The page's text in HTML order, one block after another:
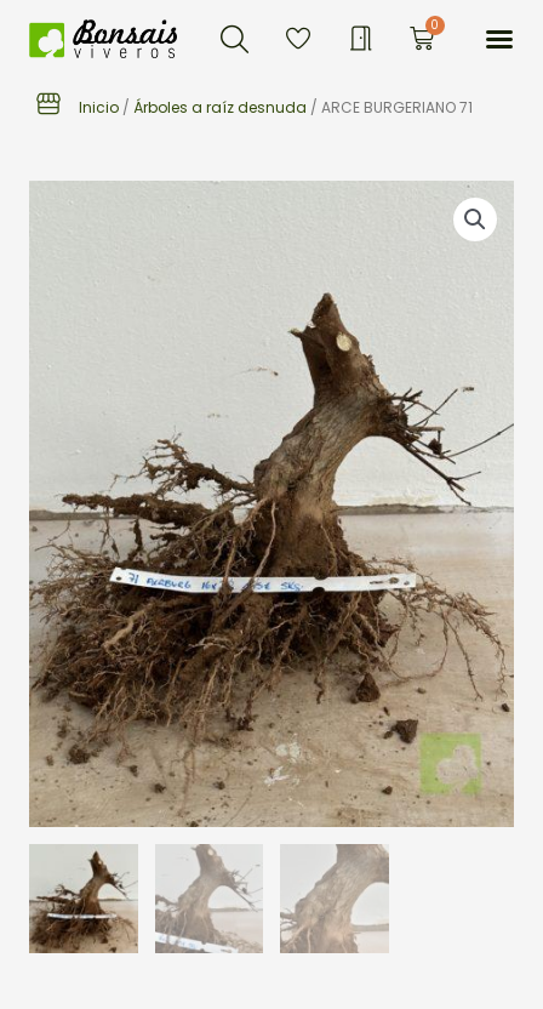
Buscar 0Carrito
Inicio / Árboles a raíz desnuda / ARCE BURGERIANO 71